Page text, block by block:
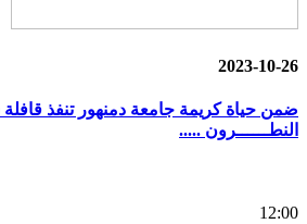
2023-10-26
ضمن حياة كريمة جامعة دمنهور تنفذ قافلة
النطــــــرون .....
12:00